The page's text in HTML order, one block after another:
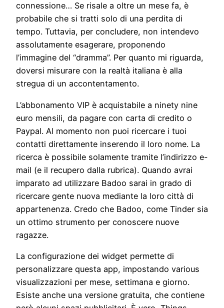
connessione… Se risale a oltre un mese fa, è
probabile che si tratti solo di una perdita di
tempo. Tuttavia, per concludere, non intendevo
assolutamente esagerare, proponendo
l’immagine del “dramma”. Per quanto mi riguarda,
doversi misurare con la realtà italiana è alla
stregua di un accontentamento.
L’abbonamento VIP è acquistabile a ninety nine
euro mensili, da pagare con carta di credito o
Paypal. Al momento non puoi ricercare i tuoi
contatti direttamente inserendo il loro nome. La
ricerca è possibile solamente tramite l’indirizzo e-
mail (e il recupero dalla rubrica). Quando avrai
imparato ad utilizzare Badoo sarai in grado di
ricercare gente nuova mediante la loro città di
appartenenza. Credo che Badoo, come Tinder sia
un ottimo strumento per conoscere nuove
ragazze.
La configurazione dei widget permette di
personalizzare questa app, impostando various
visualizzazioni per mese, settimana e giorno.
Esiste anche una versione gratuita, che contiene